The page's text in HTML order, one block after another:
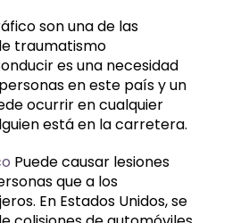
son una de las
traumatismo
es una necesidad
en este país y un
ocurrir en cualquier
está en la carretera.
Puede causar lesiones
que a los
En Estados Unidos, se